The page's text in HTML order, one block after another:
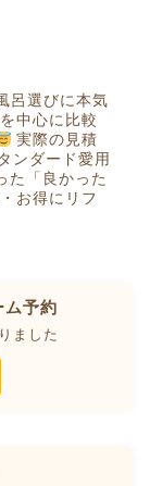
呂選びに本気
中心に比較
実際の見積
ンダード愛用
た「良かった
お得にリフ
ム予約
ました